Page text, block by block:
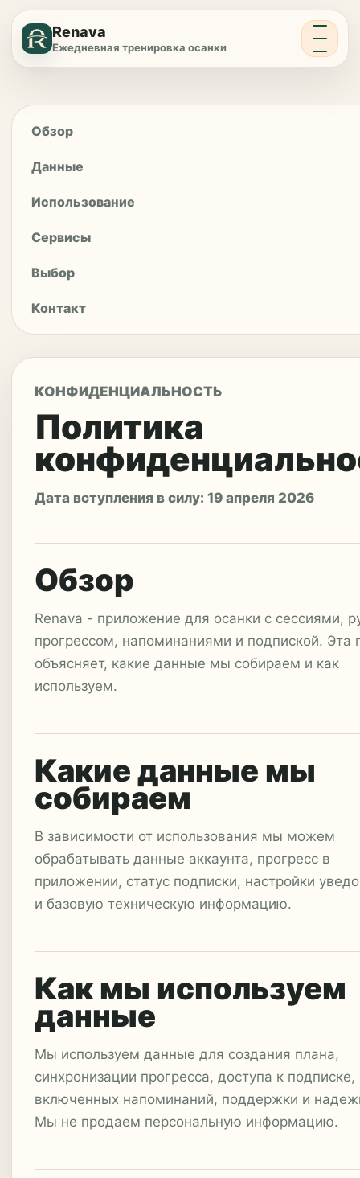
Renava
Ежедневная тренировка осанки
Меню
Обзор
Данные
Использование
Сервисы
Выбор
Контакт
КОНФИДЕНЦИАЛЬНОСТЬ
Политика
Дата вступления в силу: 19 апреля 2026
Обзор
Renava - приложение для осанки с сессиями,
прогрессом, напоминаниями и подпиской. Эта
объясняет, какие данные мы собираем и как
используем.
Какие данные мы
собираем
В зависимости от использования мы можем
обрабатывать данные аккаунта, прогресс в
приложении, статус подписки, настройки
и базовую техническую информацию.
Как мы используем
данные
Мы используем данные для создания плана,
синхронизации прогресса, доступа к подписке,
включенных напоминаний, поддержки и
Мы не продаем персональную информацию.